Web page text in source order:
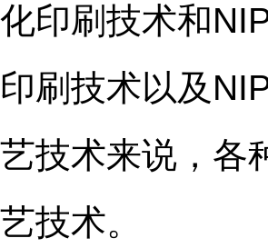
化印刷技术和
印刷技术以及
艺技术来说，各
艺技术。